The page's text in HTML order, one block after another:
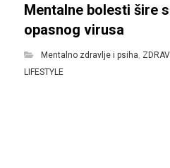
Mentalne bolesti šire
opasnog virusa
Mentalno zdravlje i psiha
LIFESTYLE